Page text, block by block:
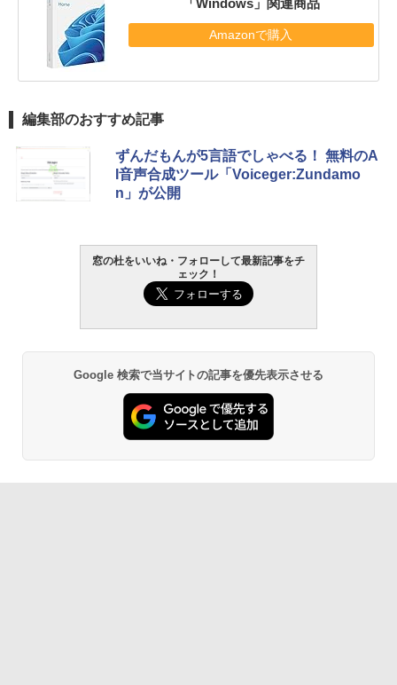
Amazonで購入
編集部のおすすめ記事
ずんだもんが5言語でしゃべる！ 無料のA
I音声合成ツール「Voiceger:Zundamo
n」が公開
窓の杜をいいね・フォローして最新記事をチ
ェック！
Google 検索で当サイトの記事を優先表示させる